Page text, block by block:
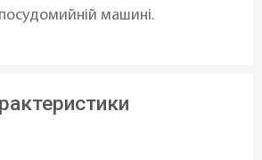
машині.